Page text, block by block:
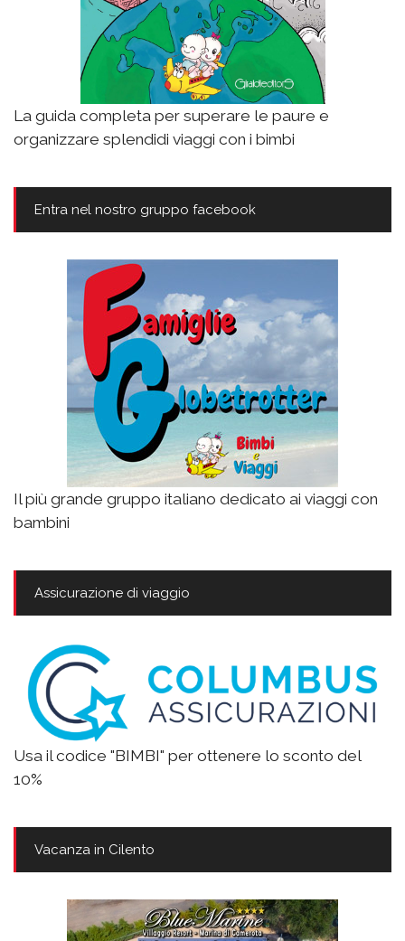
La guida completa per superare le paure e
organizzare splendidi viaggi con i bimbi
Entra nel nostro gruppo facebook
Il più grande gruppo italiano dedicato ai viaggi con
bambini
Assicurazione di viaggio
Usa il codice "BIMBI" per ottenere lo sconto del
10%
Vacanza in Cilento